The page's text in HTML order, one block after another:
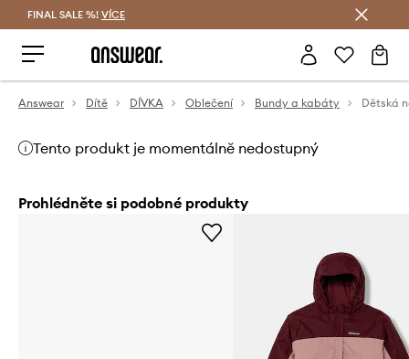
FINAL SALE %! VÍCE
Answear Dítě DÍVKA Oblečení Bundy a kabáty
Tento produkt je momentálně nedostupný
Prohlédněte si podobné produkty